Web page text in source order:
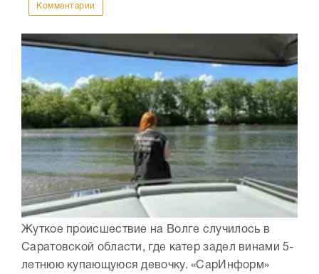
Комментарии
Жуткое происшествие на Волге случилось в
Саратовской области, где катер задел винами 5-
летнюю купающуюся девочку. «СарИнформ»